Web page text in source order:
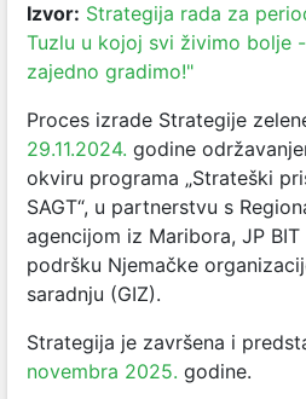
Izvor: Strategija rada za
Tuzlu u kojoj svi živimo bolje
zajedno gradimo!"
Proces izrade Strategije
29.11.2024. godine
okviru programa „Strateški
SAGT“, u partnerstvu s
agencijom iz Maribora, JP
podršku Njemačke
saradnju (GIZ).
Strategija je završena i
novembra 2025. godine.